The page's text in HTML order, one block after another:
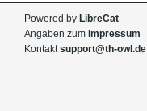
Powered by LibreCat
Angaben zum Impressum
Kontaktsupport@th-owl.de